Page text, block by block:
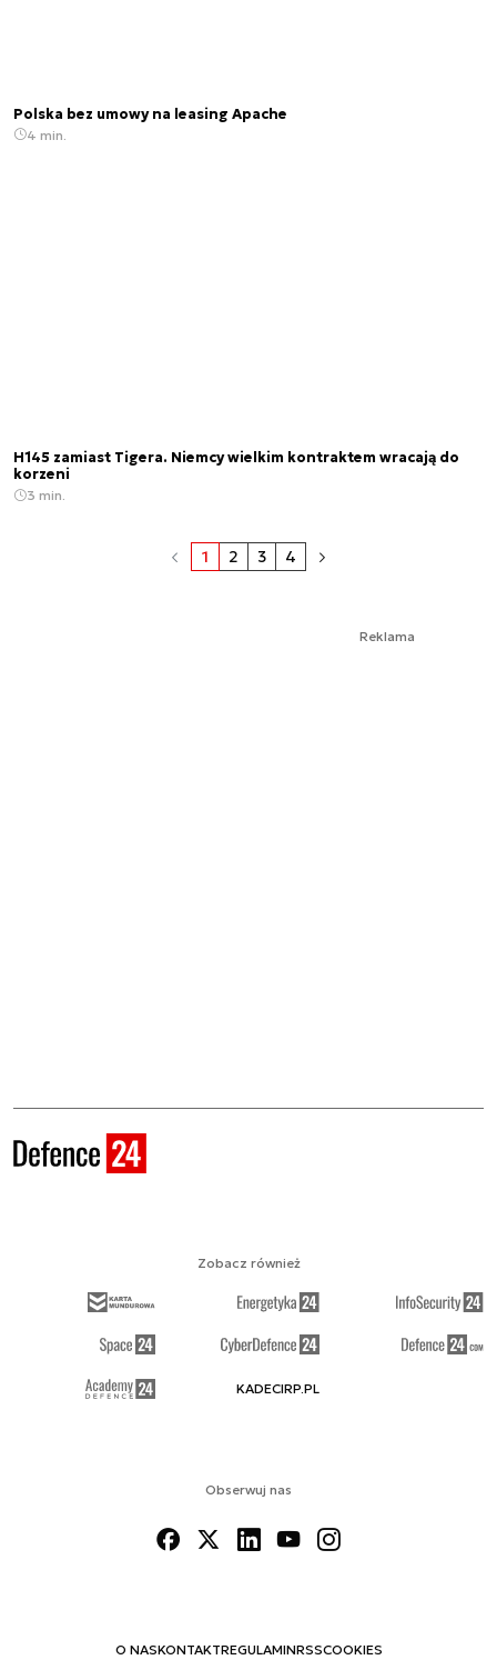
Polska bez umowy na leasing Apache
4 min.
H145 zamiast Tigera. Niemcy wielkim kontraktem wracają do
korzeni
3 min.
1 2 3 4
Reklama
Obserwuj nas
O NASKONTAKTREGULAMINRSSCOOKIES
Zobacz również
KADECIRP.PL